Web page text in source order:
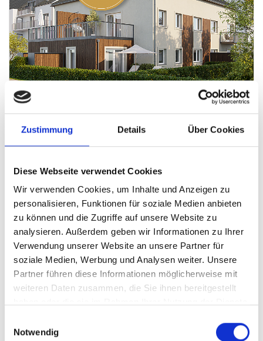
Zustimmung Details Über Cookies
Diese Webseite verwendet Cookies
Wir verwenden Cookies, um Inhalte und Anzeigen zu
personalisieren, Funktionen für soziale Medien anbieten
zu können und die Zugriffe auf unsere Website zu
analysieren. Außerdem geben wir Informationen zu Ihrer
Verwendung unserer Website an unsere Partner für
soziale Medien, Werbung und Analysen weiter. Unsere
Partner führen diese Informationen möglicherweise mit
weiteren Daten zusammen, die Sie ihnen bereitgestellt
Notwendig
Wohnkomfort trifft Nachhaltigkeit –
ASAM 31 in Ingolstadt
28.01.2026- Im Augustinviertel vereint der Neubau
hohem Wohnkomfort und nachhaltiger Bauweise ...
mehr